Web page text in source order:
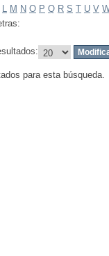
L M N O P Q R S T U V
para esta búsqueda.